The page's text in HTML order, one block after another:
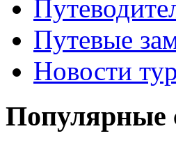
Путевые
Новости
Популярные